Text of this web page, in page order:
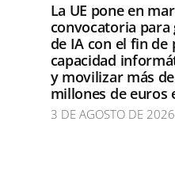
La UE pone en
convocatoria para
de IA con el fin de
capacidad
y movilizar más
millones de euros
3 DE AGOSTO DE 2026